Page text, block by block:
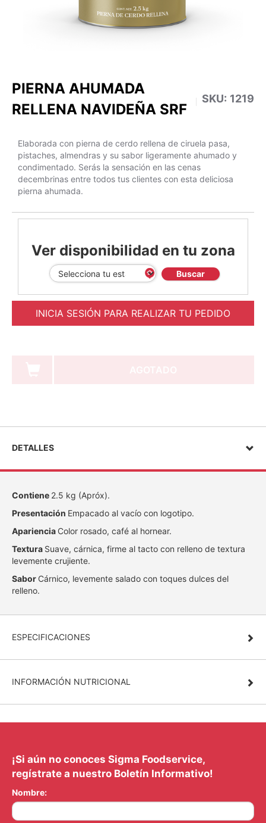
PIERNA AHUMADA
RELLENA NAVIDEÑA SRF
SKU: 1219
Elaborada con pierna de cerdo rellena de ciruela pasa,
pistaches, almendras y su sabor ligeramente ahumado y
condimentado. Serás la sensación en las cenas
decembrinas entre todos tus clientes con esta deliciosa
pierna ahumada.
Ver disponibilidad en tu zona
Buscar
INICIA SESIÓN PARA REALIZAR TU PEDIDO
DETALLES
Contiene 2.5 kg (Apróx).
Presentación Empacado al vacío con logotipo.
Apariencia Color rosado, café al hornear.
Textura Suave, cárnica, firme al tacto con relleno de textura
levemente crujiente.
Sabor Cárnico, levemente salado con toques dulces del
relleno.
ESPECIFICACIONES
INFORMACIÓN NUTRICIONAL
¡Si aún no conoces Sigma Foodservice,
regístrate a nuestro Boletín Informativo!
Nombre: